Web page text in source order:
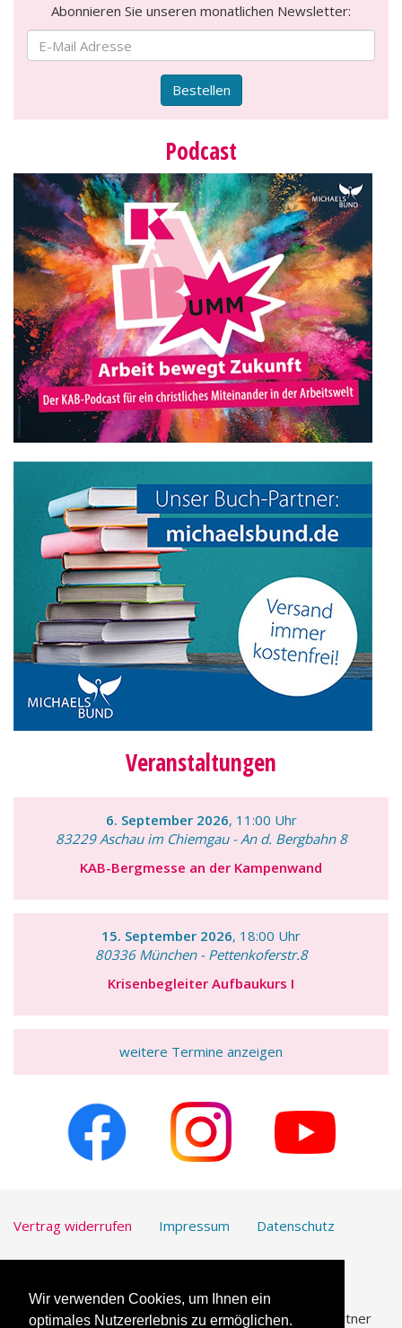
Wir verwenden Cookies, um Ihnen ein
optimales Nutzererlebnis zu ermöglichen.
Abonnieren Sie unseren monatlichen Newsletter:
Bestellen
Podcast
Veranstaltungen
6. September 2026, 11:00 Uhr
83229 Aschau im Chiemgau - An d. Bergbahn 8
KAB-Bergmesse an der Kampenwand
15. September 2026, 18:00 Uhr
80336 München - Pettenkoferstr.8
Krisenbegleiter Aufbaukurs I
weitere Termine anzeigen
Vertrag widerrufen Impressum Datenschutz
UmfrageOnline.com ist unser vertrauenswürdiger Partner